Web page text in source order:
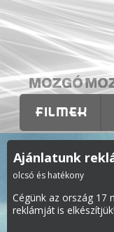
FILMEK
OKTATÁS
Ajánlatunk
olcsó és hatékony
Cégünk az ország 17
reklámját is